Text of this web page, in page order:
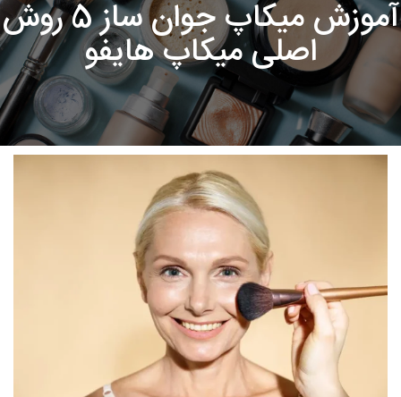
آموزش میکاپ جوان ساز 5 روش
اصلی میکاپ هایفو